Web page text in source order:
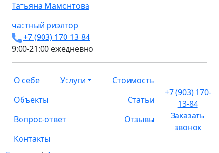
Татьяна Мамонтова
частный риэлтор
+7 (903) 170-13-84
9:00-21:00 ежедневно
О себе Услуги
Стоимость
Объекты
Статьи
Вопрос-ответ
Отзывы
Контакты
+7 (903) 170-
13-84
Заказать
звонок